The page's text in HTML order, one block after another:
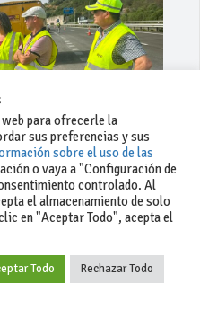
81 0 0
mejoras en la
para ofrecerle la
sus preferencias y sus
sobre el uso de las
o vaya a "Configuración de
controlado. Al
el almacenamiento de solo
en "Aceptar Todo", acepta el
Todo Rechazar Todo